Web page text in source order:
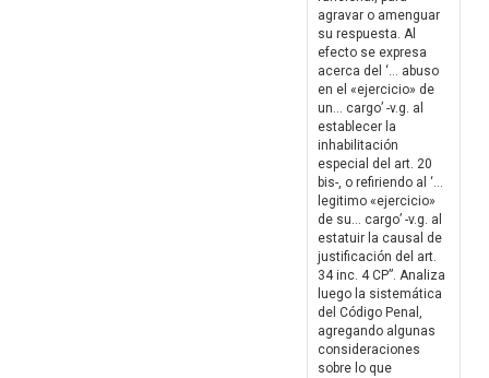
agravar o amenguar
su respuesta. Al
efecto se expresa
acerca del ‘… abuso
en el «ejercicio» de
un… cargo’ -v.g. al
establecer la
inhabilitación
especial del art. 20
bis-, o refiriendo al ‘…
legitimo «ejercicio»
de su… cargo’ -v.g. al
estatuir la causal de
justificación del art.
34 inc. 4 CP”. Analiza
luego la sistemática
del Código Penal,
agregando algunas
consideraciones
sobre lo que